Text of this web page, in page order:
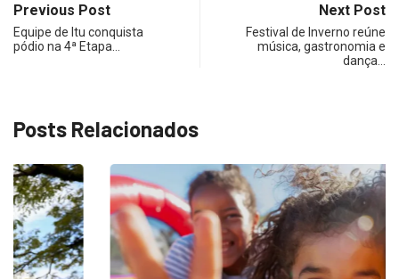
Previous Post
Equipe de Itu conquista
pódio na 4ª Etapa…
Next Post
Festival de Inverno reúne
música, gastronomia e
dança…
Posts Relacionados